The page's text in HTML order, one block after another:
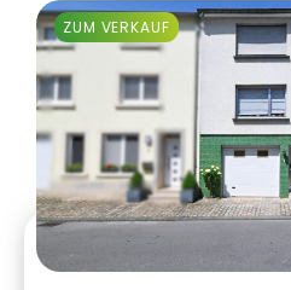
ZUM VERKAUF